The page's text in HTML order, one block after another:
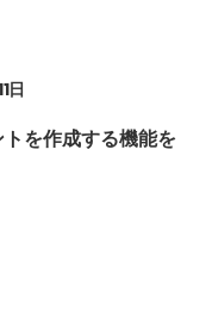
日
を作成する機能を